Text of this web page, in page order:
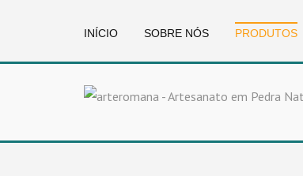
INÍCIO SOBRE NÓS PRODUTOS